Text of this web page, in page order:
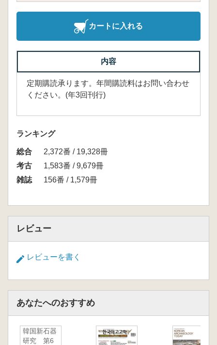
カートに入れる
内容
定期購読承ります。年間購読料はお問い合わせ
ください。(年3回刊行)
ランキング
総合
2,372番 / 19,328冊
考古
1,583番 / 9,679冊
雑誌
156番 / 1,579冊
レビュー
レビューを書く
あなたへのおすすめ
韓国新石器
研究 第6